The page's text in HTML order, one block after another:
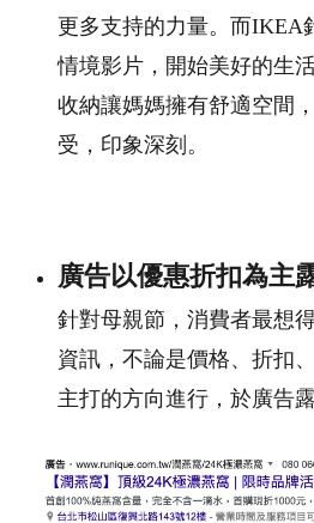
更多支持的力量。而IKEA
情境影片，開始美好的生
收納讓媽媽擁有舒適空間
受，印象深刻。
廣告以優惠折扣為主
針對母親節，消費者最想
資訊，不論是價格、折扣
主打的方向進行，於廣告露